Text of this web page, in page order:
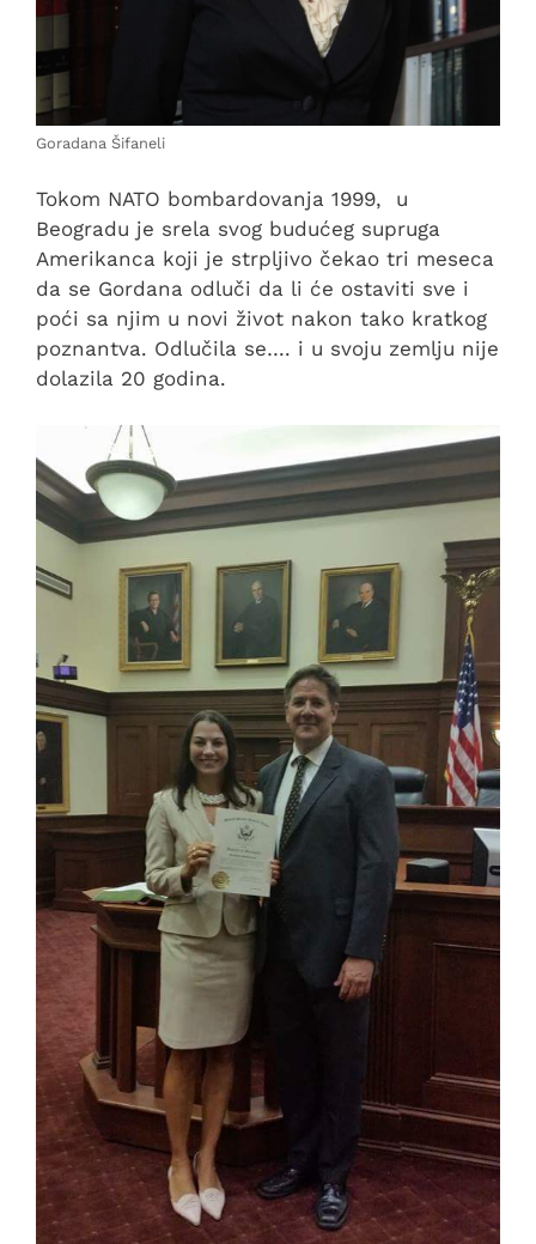
Goradana Šifaneli
Tokom NATO bombardovanja 1999, u
Beogradu je srela svog budućeg supruga
Amerikanca koji je strpljivo čekao tri meseca
da se Gordana odluči da li će ostaviti sve i
poći sa njim u novi život nakon tako kratkog
poznantva. Odlučila se…. i u svoju zemlju nije
dolazila 20 godina.